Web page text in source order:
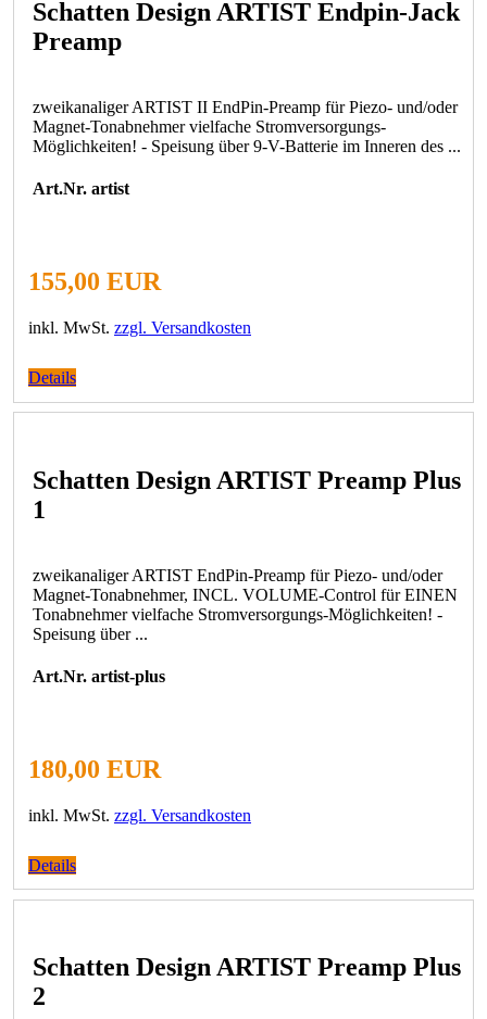
Schatten Design ARTIST Endpin-Jack
Preamp
zweikanaliger ARTIST II EndPin-Preamp für Piezo- und/oder
Magnet-Tonabnehmer vielfache Stromversorgungs-
Möglichkeiten! - Speisung über 9-V-Batterie im Inneren des ...
Art.Nr. artist
155,00 EUR
inkl. MwSt. zzgl. Versandkosten
Details
Schatten Design ARTIST Preamp Plus
1
zweikanaliger ARTIST EndPin-Preamp für Piezo- und/oder
Magnet-Tonabnehmer, INCL. VOLUME-Control für EINEN
Tonabnehmer vielfache Stromversorgungs-Möglichkeiten! -
Speisung über ...
Art.Nr. artist-plus
180,00 EUR
inkl. MwSt. zzgl. Versandkosten
Details
Schatten Design ARTIST Preamp Plus
2